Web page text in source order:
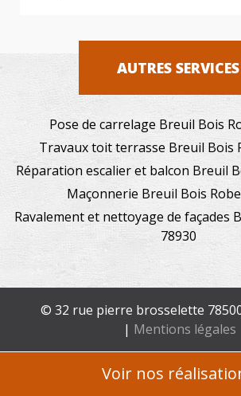
AUTRES SERVICES
Pose de carrelage Breuil Bois
Travaux toit terrasse Breuil Bois
Réparation escalier et balcon Breuil
Maçonnerie Breuil Bois
Ravalement et nettoyage de façades
78930
© 32 rue pierre brosselette
| Mentions légales
Voir nos